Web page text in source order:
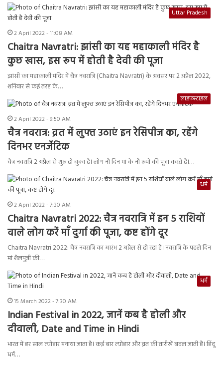
Uttar Pradesh
2 April 2022 - 11:08 AM
Chaitra Navratri: झांसी का यह महाकाली मंदिर है
कुछ खास, इस रूप में होती है देवी की पूजा
झांसी का महाकाली मंदिर में चैत्र नवरात्रि (Chaitra Navratri) के अवसर पर 2 अप्रैल 2022,
शनिवार से कई तरह के…
लाइफ़स्टाइल
2 April 2022 - 9:50 AM
चैत्र नवरात्र: व्रत में लुफ्त उठाएं इन रेसिपीज का, रहेंगे
दिनभर एनर्जेटिक
चैत्र नवरात्रि 2 अप्रैल से शुरू हो चुका है। लोग नौ दिन मां के नौ रूपों की पूजा करते हैं।…
धर्म
2 April 2022 - 7:30 AM
Chaitra Navratri 2022: चैत्र नवरात्रि में इन 5 राशियों
वाले लोग करें माँ दुर्गा की पूजा, कष्ट होंगे दूर
Chaitra Navratri 2022: चैत्र नवरात्रि का आरंभ 2 अप्रैल से हो रहा है। नवरात्रि के पहले दिन
मां शैलपुत्री की…
धर्म
15 March 2022 - 7:30 AM
Indian Festival in 2022, जानें कब है होली और
दीवाली, Date and Time in Hindi
भारत में हर साल त्योहार मनाया जाता है। कई बार त्योहार और व्रत की तारीखें बदल जाती हैं। हिंदू
धर्म…